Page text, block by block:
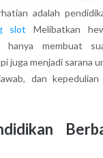
adalah
slot Melibatkan
hanya membuat
juga menjadi sarana
dan